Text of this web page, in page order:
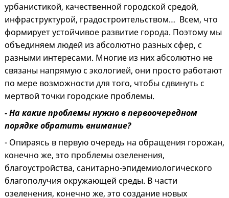
урбанистикой, качественной городской средой,
инфраструктурой, градостроительством… Всем, что
формирует устойчивое развитие города. Поэтому мы
объединяем людей из абсолютно разных сфер, с
разными интересами. Многие из них абсолютно не
связаны напрямую с экологией, они просто работают
по мере возможности для того, чтобы сдвинуть с
мертвой точки городские проблемы.
- На какие проблемы нужно в первоочередном
порядке обратить внимание?
- Опираясь в первую очередь на обращения горожан,
конечно же, это проблемы озеленения,
благоустройства, санитарно-эпидемиологического
благополучия окружающей среды. В части
озеленения, конечно же, это создание новых